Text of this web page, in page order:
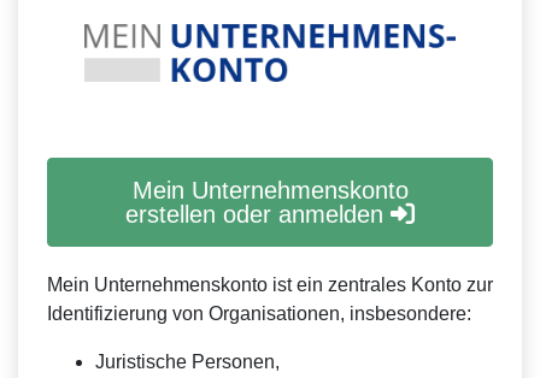
Mein Unternehmenskonto
erstellen oder anmelden
Mein Unternehmenskonto ist ein zentrales Konto zur
Identifizierung von Organisationen, insbesondere:
Juristische Personen,